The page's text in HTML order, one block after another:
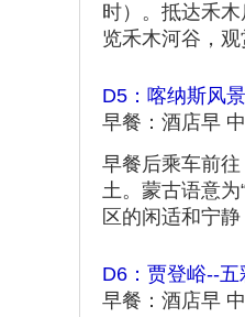
时）。抵达禾
览禾木河谷，
D5：喀纳斯风
早餐：酒店早
早餐后乘车前往
土。蒙古语意
区的闲适和宁
D6：贾登峪--
早餐：酒店早